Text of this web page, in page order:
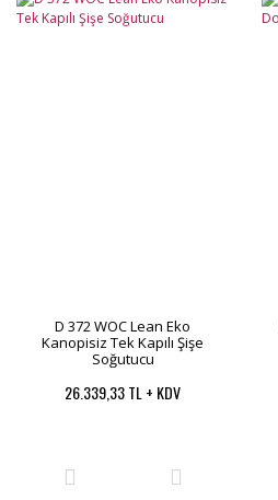
D 372 WOC Lean Eko
Kanopisiz Tek Kapılı Şişe
Soğutucu
26.339,33 TL + KDV